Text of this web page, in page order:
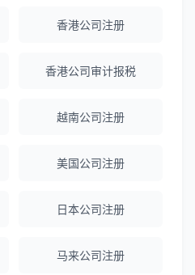
★★★★★
★★★★★
导，文件准备非常专
香港公司注册
香港公司审计报税
越南公司注册
美国公司注册
日本公司注册
马来公司注册